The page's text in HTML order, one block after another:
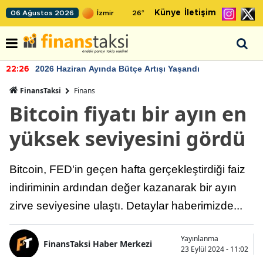
06 Ağustos 2026 26° Künye İletişim
22:26 2026 Haziran Ayında Bütçe Artışı Yaşandı
FinansTaksi Finans
Bitcoin fiyatı bir ayın en
yüksek seviyesini gördü
Bitcoin, FED'in geçen hafta gerçekleştirdiği faiz
indiriminin ardından değer kazanarak bir ayın
zirve seviyesine ulaştı. Detaylar haberimizde...
FinansTaksi Haber Merkezi
Yayınlanma
23 Eylül 2024 - 11:02